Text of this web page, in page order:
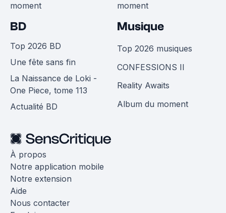
moment
moment
BD
Top 2026 BD
Une fête sans fin
La Naissance de Loki -
One Piece, tome 113
Actualité BD
Musique
Top 2026 musiques
CONFESSIONS II
Reality Awaits
Album du moment
À propos
Notre application mobile
Notre extension
Aide
Nous contacter